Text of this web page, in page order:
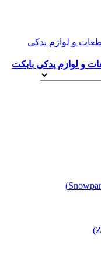
و لوازم یدکی بابکت